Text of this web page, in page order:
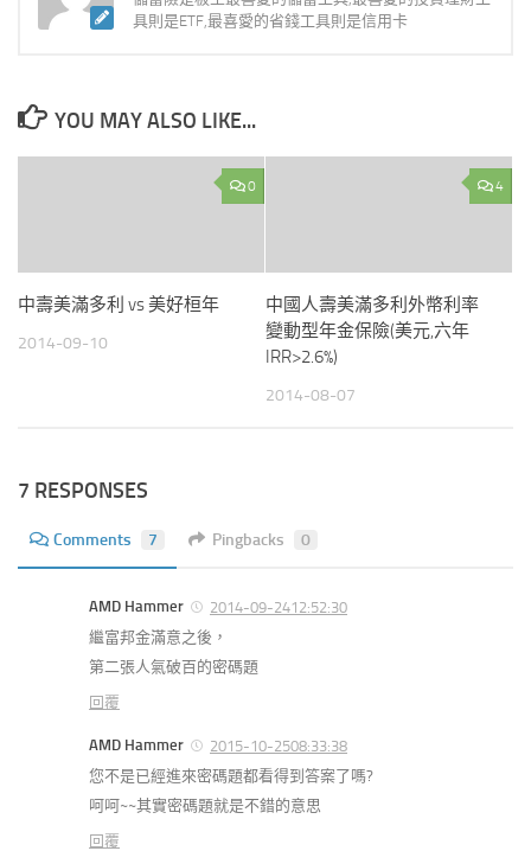
具則是ETF,最喜愛的省錢工具則是信用卡
YOU MAY ALSO LIKE...
0
中壽美滿多利 vs 美好桓年
2014-09-10
4
中國人壽美滿多利外幣利率
變動型年金保險(美元,六年
IRR>2.6%)
2014-08-07
7 RESPONSES
Comments 7 Pingbacks 0
AMD Hammer
2014-09-2412:52:30
繼富邦金滿意之後，
第二張人氣破百的密碼題
回覆
AMD Hammer
2015-10-2508:33:38
您不是已經進來密碼題都看得到答案了嗎?
呵呵~~其實密碼題就是不錯的意思
回覆